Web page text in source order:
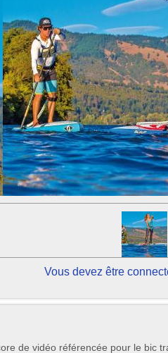
Vous devez être
de vidéo référencée pour le bic